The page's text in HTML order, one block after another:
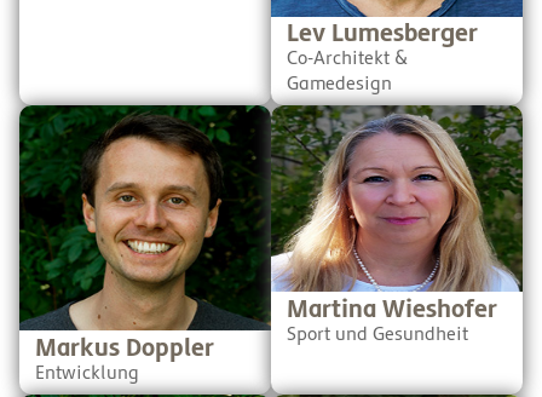
Lev Lumesberger
Co-Architekt &
Gamedesign
Markus hat Physik studiert
(was sonst mit diesem
Nachnamen?) und bringt
jetzt sein umfangreiches
Wissen in allen Fächern mit
ein. Durch seine profunden
Programmierkenntnisse ist
er außerdem die ideale
Schnittstelle zwischen
Pädagog*innen und
Entwickler*innen.
Markus Doppler
Entwicklung
Als Osteopathin und
Physiotherapeutin ist es
Martina ein großes
Anliegen, dass die
Bewegung nicht zu kurz
kommt. Daher kümmert sie
sich um die "Simply Strong"
Videos, die unser Turnwurm
präsentiert.
Martina Wieshofer
Sport und Gesundheit